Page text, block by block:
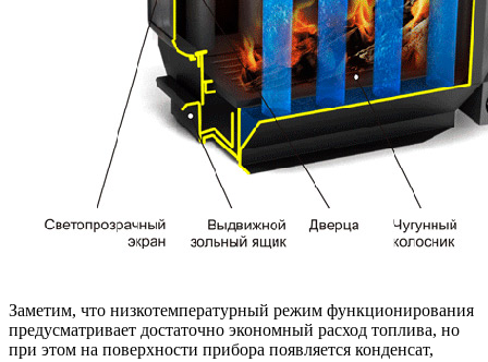
Заметим, что низкотемпературный режим функционирования
предусматривает достаточно экономный расход топлива, но
при этом на поверхности прибора появляется конденсат,